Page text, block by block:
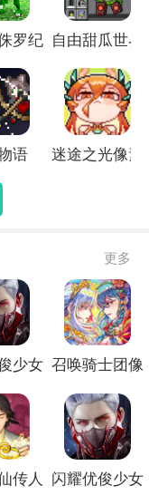
罗纪 自由甜瓜世界
语
迷途之光像素
更多
少女 召唤骑士团像
传人
闪耀优俊少女